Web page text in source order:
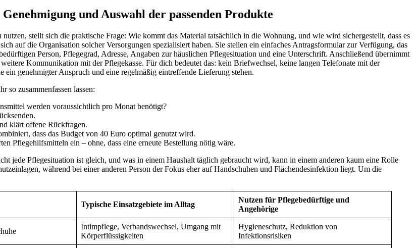
und Auswahl der passenden Produkte
stellt sich die praktische Frage: Wie kommt das Material tatsächlich in die Wohnung, und wie wird sichergestellt, dass es
auf die Organisation solcher Versorgungen spezialisiert haben. Sie stellen ein einfaches Antragsformular zur Verfügung, das
Person, Pflegegrad, Adresse, Angaben zur häuslichen Pflegesituation und eine Unterschrift. Anschließend übernimmt
Kommunikation mit der Pflegekasse. Für dich bedeutet das: kein Briefwechsel, keine langen Telefonate mit der
genehmigter Anspruch und eine regelmäßig eintreffende Lieferung stehen.
so zusammenfassen lassen:
werden voraussichtlich pro Monat benötigt?
klärt offene Rückfragen.
dass das Budget von 40 Euro optimal genutzt wird.
Pflegehilfsmitteln ein – ohne, dass eine erneute Bestellung nötig wäre.
jede Pflegesituation ist gleich, und was in einem Haushalt täglich gebraucht wird, kann in einem anderen kaum eine Rolle
während bei einer anderen Person der Fokus eher auf Handschuhen und Flächendesinfektion liegt. Um die
Typische Einsatzgebiete im Alltag
Nutzen für Pflegebedürftige und
Angehörige
Intimpflege, Verbandswechsel, Umgang mit
Körperflüssigkeiten
Hygieneschutz, Reduktion von
Infektionsrisiken